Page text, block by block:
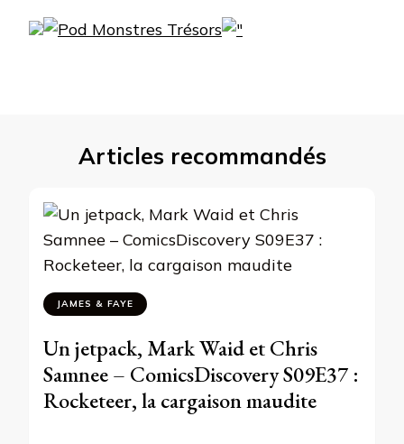
Articles recommandés
JAMES & FAYE
Un jetpack, Mark Waid et Chris
Samnee – ComicsDiscovery S09E37 :
Rocketeer, la cargaison maudite